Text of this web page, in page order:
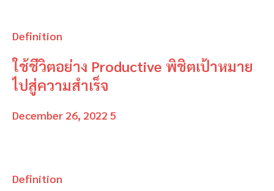
Definition
ใช้ชีวิตอย่าง Productive พิชิตเป้าหมาย
ไปสู่ความสำเร็จ
December 26, 2022 5
Definition